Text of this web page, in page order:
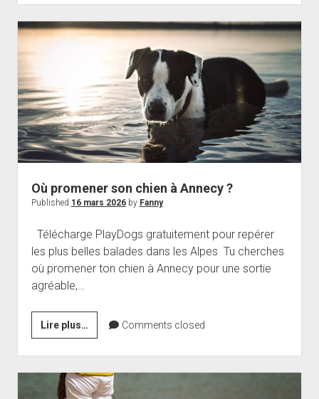
chien
en
ville
règles
essentielles.
Où promener son chien à Annecy ?
Published 16 mars 2026by Fanny
Télécharge PlayDogs gratuitement pour repérer
les plus belles balades dans les Alpes Tu cherches
où promener ton chien à Annecy pour une sortie
agréable,…
Lire plus…
promener
son
chien
à
Comments closed